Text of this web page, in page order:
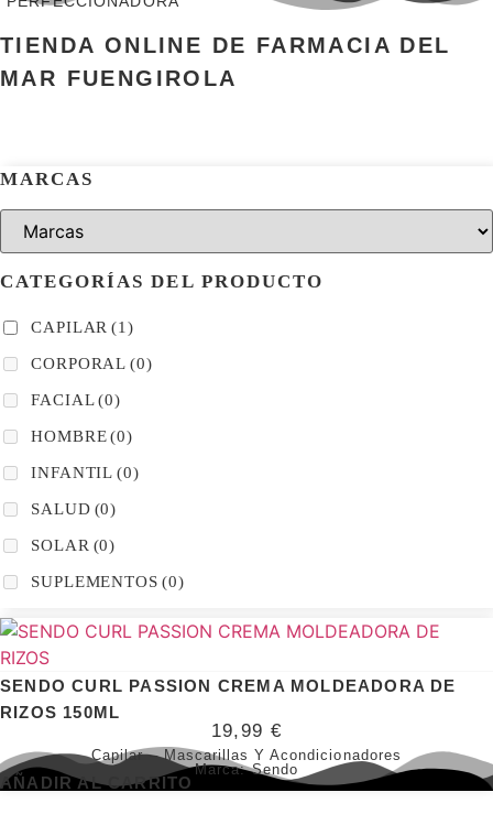
TIENDA ONLINE DE FARMACIA DEL
MAR FUENGIROLA
MARCAS
CATEGORÍAS DEL PRODUCTO
CAPILAR (1)
CORPORAL (0)
FACIAL (0)
HOMBRE (0)
INFANTIL (0)
SALUD (0)
SOLAR (0)
SUPLEMENTOS (0)
SENDO CURL PASSION CREMA MOLDEADORA DE
RIZOS 150ML
19,99 €
Capilar–Mascarillas Y Acondicionadores
Marca:Sendo
AÑADIR AL CARRITO